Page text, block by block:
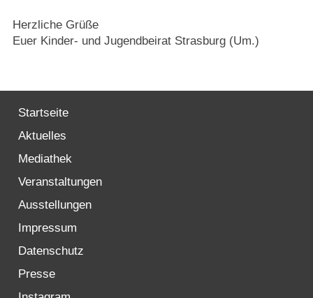
Herzliche Grüße
Euer Kinder- und Jugendbeirat Strasburg (Um.)
Startseite
Aktuelles
Mediathek
Veranstaltungen
Ausstellungen
Impressum
Datenschutz
Presse